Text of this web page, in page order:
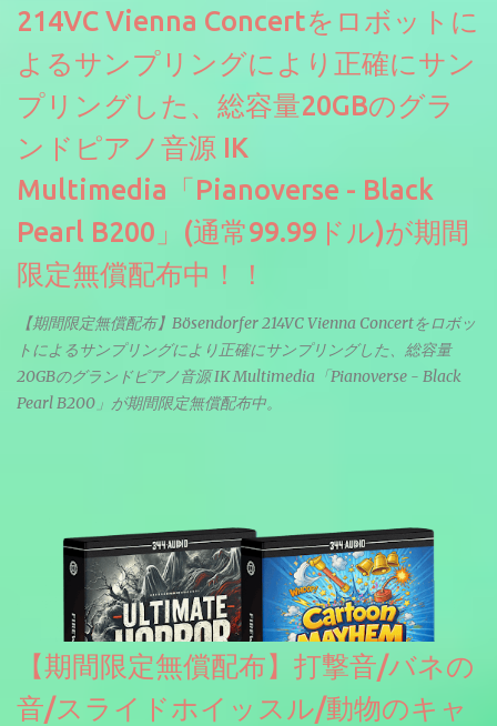
214VC Vienna Concertをロボットに
よるサンプリングにより正確にサン
プリングした、総容量20GBのグラ
ンドピアノ音源 IK
Multimedia「Pianoverse - Black
Pearl B200」(通常99.99ドル)が期間
限定無償配布中！！
【期間限定無償配布】Bösendorfer 214VC Vienna Concertをロボッ
トによるサンプリングにより正確にサンプリングした、総容量
20GBのグランドピアノ音源 IK Multimedia「Pianoverse - Black
Pearl B200」が期間限定無償配布中。
【期間限定無償配布】打撃音/バネの
音/スライドホイッスル/動物のキャ